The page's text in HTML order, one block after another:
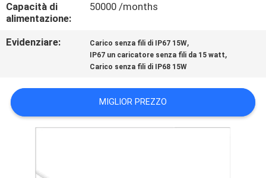
MAPPA
DEL
PRIVACY
POLICY
Capacità di
alimentazione:
50000 /months
Evidenziare: Carico senza fili di IP67 15W,
IP67 un caricatore senza fili da 15 watt,
Carico senza fili di IP68 15W
MIGLIOR PREZZO